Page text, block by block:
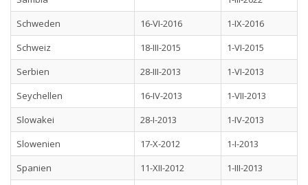
Schweden
16-VI-2016
1-IX-2016
Schweiz
18-III-2015
1-VI-2015
Serbien
28-III-2013
1-VI-2013
Seychellen
16-IV-2013
1-VII-2013
Slowakei
28-I-2013
1-IV-2013
Slowenien
17-X-2012
1-I-2013
Spanien
11-XII-2012
1-III-2013